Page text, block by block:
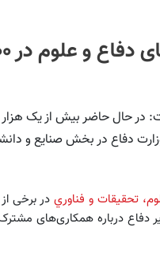
ساخت
دفاع در بخش صنایع و
تحقيقات و فناوري در برخی از
دفاع درباره همکاری‌های